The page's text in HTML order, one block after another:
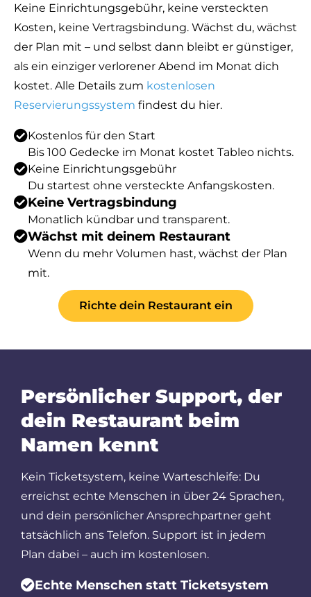
Keine Einrichtungsgebühr, keine versteckten
Kosten, keine Vertragsbindung. Wächst du, wächst
der Plan mit – und selbst dann bleibt er günstiger,
als ein einziger verlorener Abend im Monat dich
kostet. Alle Details zum kostenlosen
Reservierungssystem findest du hier.
Kostenlos für den Start
Bis 100 Gedecke im Monat kostet Tableo nichts.
Keine Einrichtungsgebühr
Du startest ohne versteckte Anfangskosten.
Keine Vertragsbindung
Monatlich kündbar und transparent.
Wächst mit deinem Restaurant
Wenn du mehr Volumen hast, wächst der Plan
mit.
Richte dein Restaurant ein
Persönlicher Support, der
dein Restaurant beim
Namen kennt
Kein Ticketsystem, keine Warteschleife: Du
erreichst echte Menschen in über 24 Sprachen,
und dein persönlicher Ansprechpartner geht
tatsächlich ans Telefon. Support ist in jedem
Plan dabei – auch im kostenlosen.
Echte Menschen statt Ticketsystem